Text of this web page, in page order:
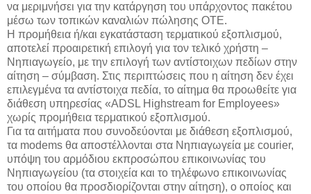
να μεριμνήσει για την κατάργηση του υπάρχοντος πακέτου
μέσω των τοπικών καναλιών πώλησης ΟΤΕ.
Η προμήθεια ή/και εγκατάσταση τερματικού εξοπλισμού,
αποτελεί προαιρετική επιλογή για τον τελικό χρήστη –
Νηπιαγωγείο, με την επιλογή των αντίστοιχων πεδίων στην
αίτηση – σύμβαση. Στις περιπτώσεις που η αίτηση δεν έχει
επιλεγμένα τα αντίστοιχα πεδία, το αίτημα θα προωθείτε για
διάθεση υπηρεσίας «ADSL Highstream for Employees»
χωρίς προμήθεια τερματικού εξοπλισμού.
Για τα αιτήματα που συνοδεύονται με διάθεση εξοπλισμού,
τα modems θα αποστέλλονται στα Νηπιαγωγεία με courier,
υπόψη του αρμόδιου εκπροσώπου επικοινωνίας του
Νηπιαγωγείου (τα στοιχεία και το τηλέφωνο επικοινωνίας
του οποίου θα προσδιορίζονται στην αίτηση), ο οποίος και